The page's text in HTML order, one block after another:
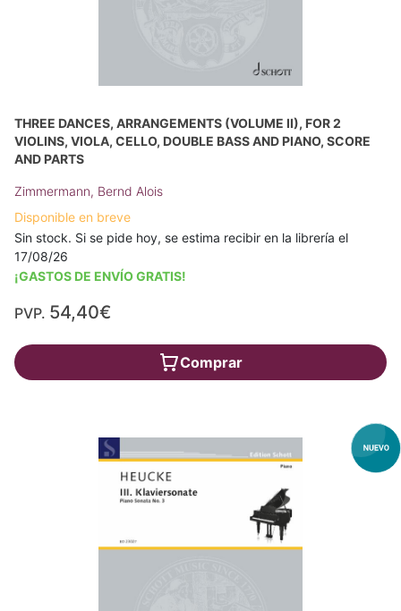
THREE DANCES, ARRANGEMENTS (VOLUME II), FOR 2
VIOLINS, VIOLA, CELLO, DOUBLE BASS AND PIANO, SCORE
AND PARTS
Zimmermann, Bernd Alois
Disponible en breve
Sin stock. Si se pide hoy, se estima recibir en la librería el
17/08/26
¡GASTOS DE ENVÍO GRATIS!
PVP. 54,40€
Comprar